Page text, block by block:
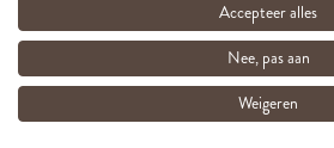
Accepteer alles
Nee, pas aan
Weigeren